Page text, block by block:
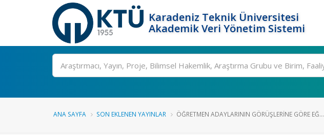
Karadeniz Teknik Üniversitesi
Akademik Veri Yönetim Sistemi
Ara
ANA SAYFA SON EKLENEN YAYINLAR ÖĞRETMEN ADAYLARININ GÖRÜŞLERINE GÖRE EĞ...